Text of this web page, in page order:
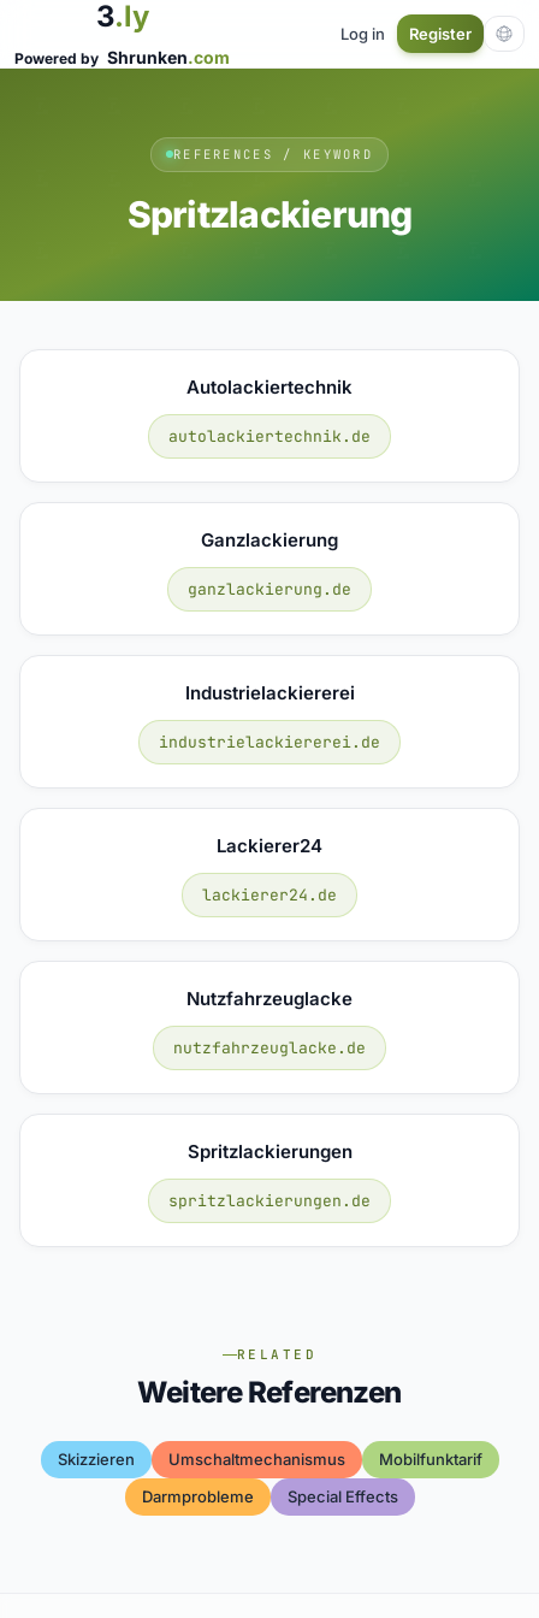
3.ly
Powered by Shrunken.com
Log in Register
REFERENCES / KEYWORD
Spritzlackierung
Autolackiertechnik
autolackiertechnik.de
Ganzlackierung
ganzlackierung.de
Industrielackiererei
industrielackiererei.de
Lackierer24
lackierer24.de
Nutzfahrzeuglacke
nutzfahrzeuglacke.de
Spritzlackierungen
spritzlackierungen.de
RELATED
Weitere Referenzen
Skizzieren Umschaltmechanismus
Mobilfunktarif
Darmprobleme
Special Effects